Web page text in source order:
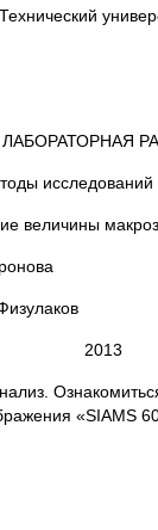
Технический
ЛАБОРАТОРНАЯ
величины
2013
«SIAMS